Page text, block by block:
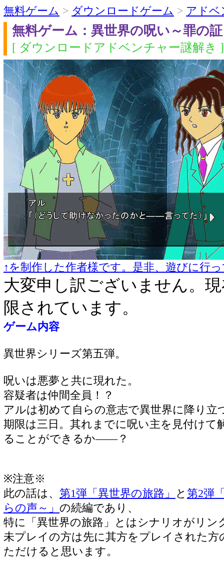
無料ゲーム > ダウンロードゲーム > アドベ
無料ゲーム：異世界の呪い～罪の
[ ダウンロードアドベンチャー謎解き ]
↑を制作した作者様です。是非、遊びに行
大変申し訳ございません。
限されています。
ゲーム内容
異世界シリーズ第五弾。
呪いは悪夢と共に現れた。
容疑者は仲間全員！？
アルは初めて自らの意志で異世界に降り立
期限は三日。其れまでに呪い主を見付けて
ることができるか――？
※注意※
此の話は、 第1弾「異世界の旅路」 と 第2弾
らの声～」 の続編であり、
特に「異世界の旅路」とはシナリオがリン
未プレイの方は先に其方をプレイされた
ただけると思います。